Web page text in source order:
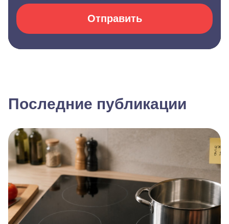
Отправить
Последние публикации